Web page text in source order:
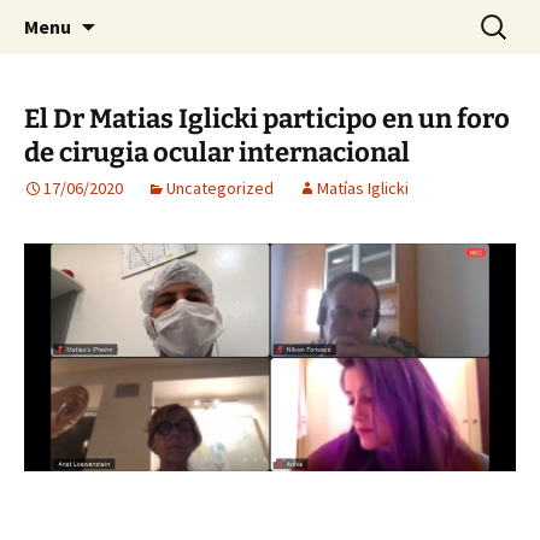
Centro Oftalmológico Dr.
Matías Iglicki
Visión para una vida plena
Menu
Search
for:
El Dr Matias Iglicki participo en un foro
de cirugia ocular internacional
17/06/2020 Uncategorized Matías Iglicki